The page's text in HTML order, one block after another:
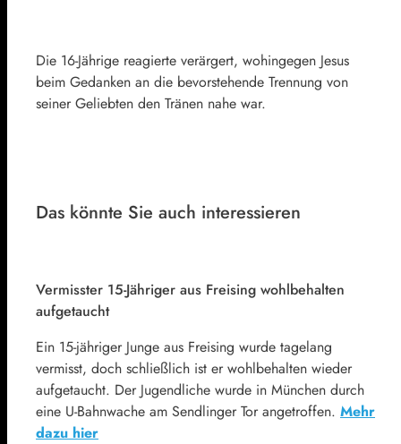
Die 16-Jährige reagierte verärgert, wohingegen Jesus
beim Gedanken an die bevorstehende Trennung von
seiner Geliebten den Tränen nahe war.
Das könnte Sie auch interessieren
Vermisster 15-Jähriger aus Freising wohlbehalten
aufgetaucht
Ein 15-jähriger Junge aus Freising wurde tagelang
vermisst, doch schließlich ist er wohlbehalten wieder
aufgetaucht. Der Jugendliche wurde in München durch
eine U-Bahnwache am Sendlinger Tor angetroffen. Mehr
dazu hier